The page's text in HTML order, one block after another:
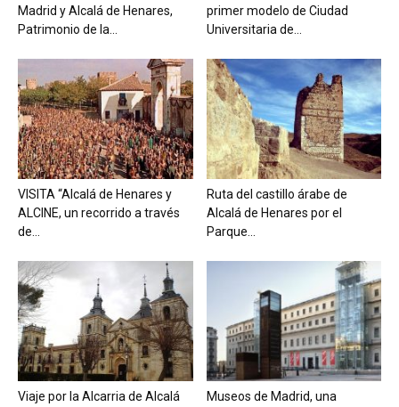
Madrid y Alcalá de Henares,
Patrimonio de la...
primer modelo de Ciudad
Universitaria de...
VISITA “Alcalá de Henares y
ALCINE, un recorrido a través
de...
Ruta del castillo árabe de
Alcalá de Henares por el
Parque...
Viaje por la Alcarria de Alcalá
Museos de Madrid, una